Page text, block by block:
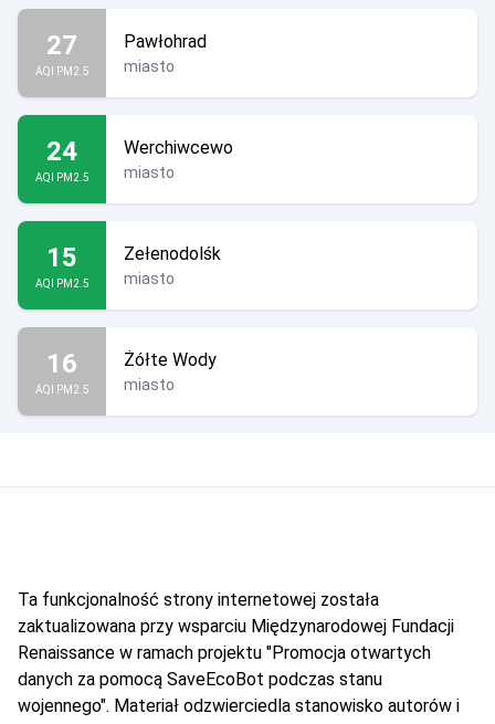
27
AQI PM2.5
Pawłohrad
miasto
24
AQI PM2.5
Werchiwcewo
miasto
15
AQI PM2.5
Zełenodolśk
miasto
16
AQI PM2.5
Żółte Wody
miasto
Ta funkcjonalność strony internetowej została
zaktualizowana przy wsparciu Międzynarodowej Fundacji
Renaissance w ramach projektu "Promocja otwartych
danych za pomocą SaveEcoBot podczas stanu
wojennego". Materiał odzwierciedla stanowisko autorów i